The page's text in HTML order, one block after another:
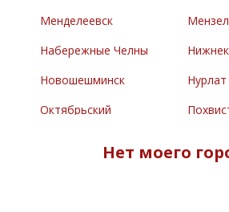
Менделеевск
Набережные Челны
Новошешминск
Нурлат
Октябрьский
Нет моего